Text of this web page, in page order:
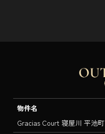
物件名
Gracias Court 寝屋川 平池町